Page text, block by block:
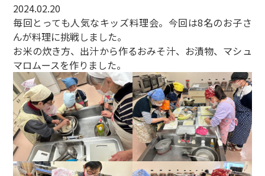
2024.02.20
毎回とっても人気なキッズ料理会。今回は8名のお子さ
んが料理に挑戦しました。
お米の炊き方、出汁から作るおみそ汁、お漬物、マシュ
マロムースを作りました。